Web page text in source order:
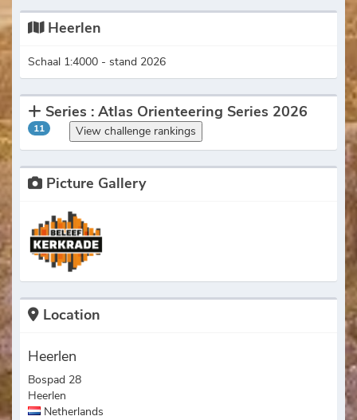
Heerlen
Schaal 1:4000 - stand 2026
Series : Atlas Orienteering Series 2026
11 View challenge rankings
Picture Gallery
Location
Heerlen
Bospad 28
Heerlen
Netherlands